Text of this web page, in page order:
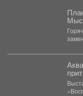
Горячее